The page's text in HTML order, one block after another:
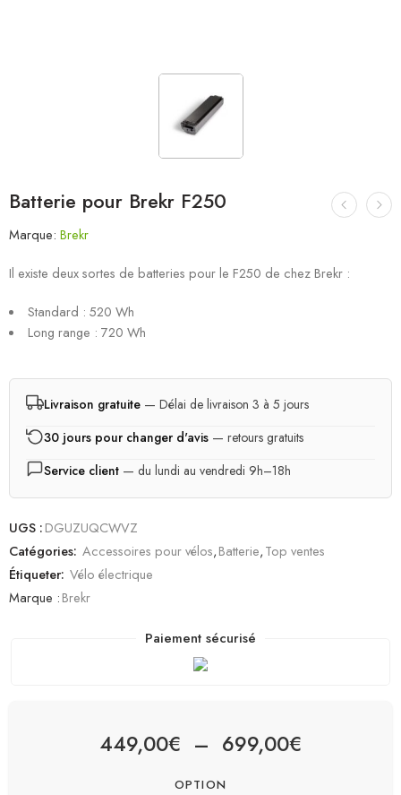
Batterie pour Brekr F250
Marque: Brekr
Il existe deux sortes de batteries pour le F250 de chez Brekr :
Standard : 520 Wh
Long range : 720 Wh
Livraison gratuite — Délai de livraison 3 à 5 jours
30 jours pour changer d'avis — retours gratuits
Service client — du lundi au vendredi 9h–18h
UGS :DGUZUQCWVZ
Catégories: Accessoires pour vélos,Batterie,Top ventes
Étiqueter: Vélo électrique
Marque :Brekr
Paiement sécurisé
449,00€ – 699,00€
OPTION